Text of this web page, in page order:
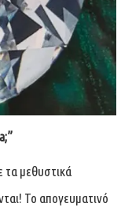
μεθυστικά
Το απογευματινό